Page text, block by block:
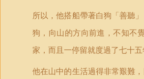
所以，他搭船帶著白狗「善聽
狗，向山的方向前進，不知不
家，而且一停留就度過了七十五
他在山中的生活過得非常艱難